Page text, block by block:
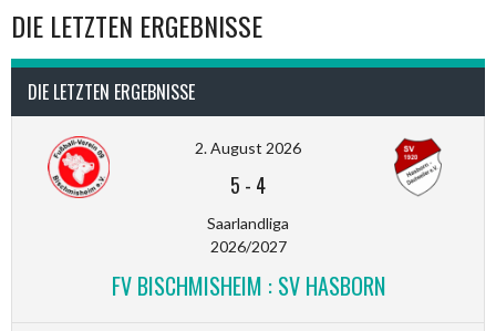
DIE LETZTEN ERGEBNISSE
DIE LETZTEN ERGEBNISSE
2. August 2026
5 - 4
Saarlandliga
2026/2027
FV BISCHMISHEIM : SV HASBORN